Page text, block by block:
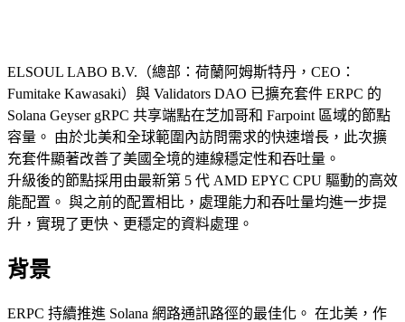
ELSOUL LABO B.V.（總部：荷蘭阿姆斯特丹，CEO：
Fumitake Kawasaki）與 Validators DAO 已擴充套件 ERPC 的
Solana Geyser gRPC 共享端點在芝加哥和 Farpoint 區域的節點
容量。 由於北美和全球範圍內訪問需求的快速增長，此次擴
充套件顯著改善了美國全境的連線穩定性和吞吐量。
升級後的節點採用由最新第 5 代 AMD EPYC CPU 驅動的高效
能配置。 與之前的配置相比，處理能力和吞吐量均進一步提
升，實現了更快、更穩定的資料處理。
背景
ERPC 持續推進 Solana 網路通訊路徑的最佳化。 在北美，作